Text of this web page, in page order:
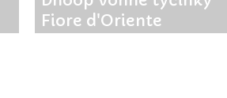
Fiore d'Oriente